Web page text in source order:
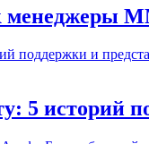
менеджеры
5 историй